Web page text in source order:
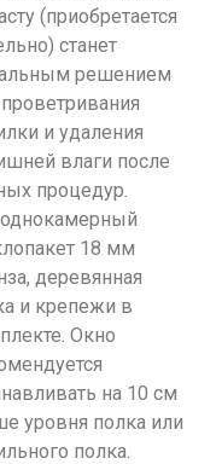
(приобретается
станет
решением
и удаления
влаги после
процедур.
18 мм
деревянная
и крепежи в
Окно
на 10 см
уровня полка или
полка.